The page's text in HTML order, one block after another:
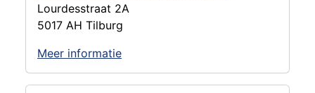
Lourdesstraat 2A
5017 AH Tilburg
Meer informatie